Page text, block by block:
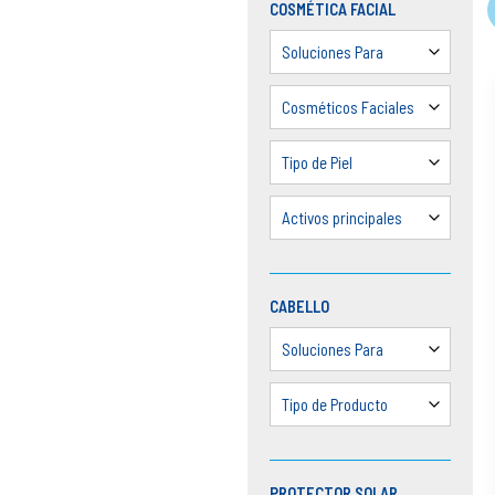
COSMÉTICA FACIAL
Soluciones Para
Cosméticos Faciales
Tipo de Piel
Activos principales
CABELLO
Soluciones Para
Tipo de Producto